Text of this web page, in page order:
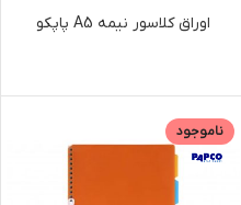
اوراق کلاسور نیمه A5 پاپکو
ناموجود